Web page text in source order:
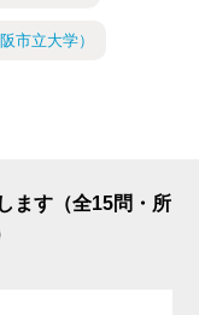
市立大学）
ます（全15問・所